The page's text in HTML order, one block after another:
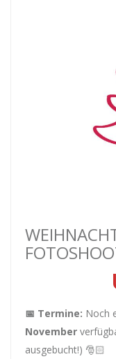
📅 Termine: Noch
November
ausgebucht!) 🎅🏻